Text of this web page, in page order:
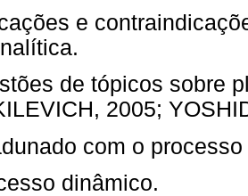
e
de tópicos sobre
2005;
com o
dinâmico.